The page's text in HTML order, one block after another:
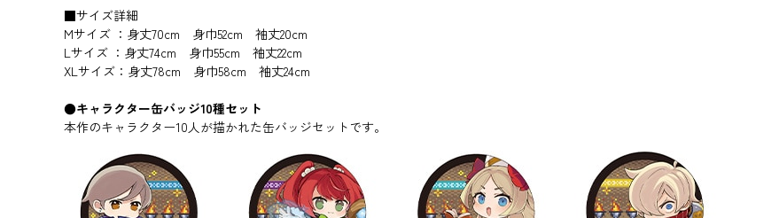
■サイズ詳細
Mサイズ ：身丈70cm 身巾52cm 袖丈20cm
Lサイズ ：身丈74cm 身巾55cm 袖丈22cm
XLサイズ：身丈78cm 身巾58cm 袖丈24cm
●キャラクター缶バッジ10種セット
本作のキャラクター10人が描かれた缶バッジセットです。